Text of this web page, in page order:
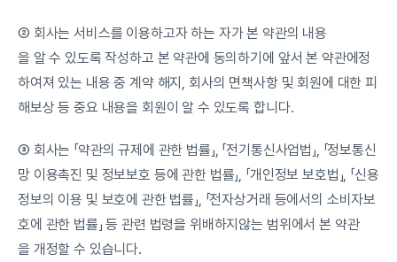
② 회사는 서비스를 이용하고자 하는 자가 본 약관의 내용
을 알 수 있도록 작성하고 본 약관에 동의하기에 앞서 본 약관에정
하여져 있는 내용 중 계약 해지, 회사의 면책사항 및 회원에 대한 피
해보상 등 중요 내용을 회원이 알 수 있도록 합니다.
③ 회사는 「약관의 규제에 관한 법률」, 「전기통신사업법」, 「정보통신
망 이용촉진 및 정보보호 등에 관한 법률」, 「개인정보 보호법」, 「신용
정보의 이용 및 보호에 관한 법률」, 「전자상거래 등에서의 소비자보
호에 관한 법률」 등 관련 법령을 위배하지않는 범위에서 본 약관
을 개정할 수 있습니다.